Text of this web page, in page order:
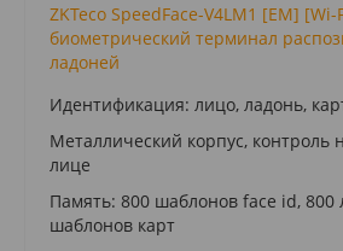
ZKTeco SpeedFace-V4LM1 [EM] [Wi-
биометрический терминал
ладоней
Идентификация: лицо, ладонь,
Металлический корпус, контроль
лице
Память: 800 шаблонов face id, 800
шаблонов карт